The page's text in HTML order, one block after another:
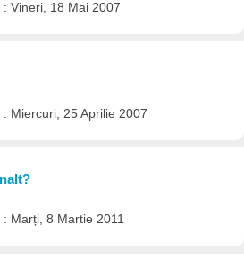
: Vineri, 18 Mai 2007
: Miercuri, 25 Aprilie 2007
: Marți, 8 Martie 2011